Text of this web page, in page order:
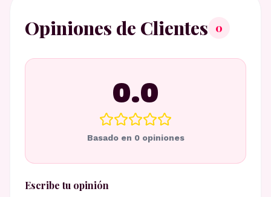
Opiniones de Clientes 0
0.0
Basado en 0opiniones
Escribe tu opinión